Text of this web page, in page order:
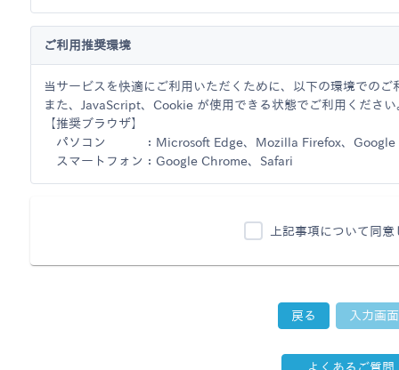
ご利用推奨環境
当サービスを快適にご利用いただくために、以下の環境でのご
また、JavaScript、Cookie が使用できる状態でご利用ください
【推奨ブラウザ】
パソコン ：Microsoft Edge、Mozilla Firefox、Google
スマートフォン：Google Chrome、Safari
上記事項について同意
戻る 入力画
よくあるご質問